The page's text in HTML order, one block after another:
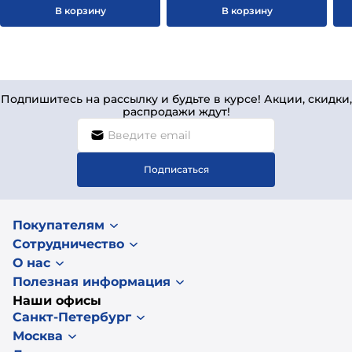
В корзину В корзину
Подпишитесь на рассылку и будьте в курсе! Акции, скидки,
распродажи ждут!
Подписаться
Покупателям
Сотрудничество
О нас
Полезная информация
Наши офисы
Санкт-Петербург
Москва